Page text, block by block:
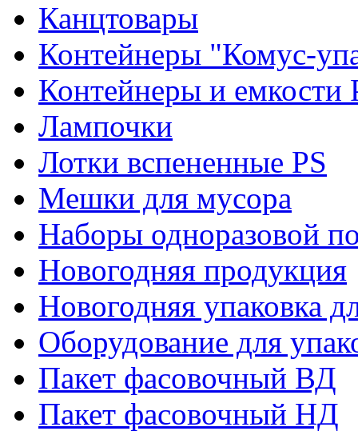
Канцтовары
Контейнеры "Комус-
Контейнеры и емкости
Лампочки
Лотки вспененные PS
Мешки для мусора
Наборы одноразовой
Новогодняя продукция
Новогодняя упаковка
Оборудование для
Пакет фасовочный ВД
Пакет фасовочный НД